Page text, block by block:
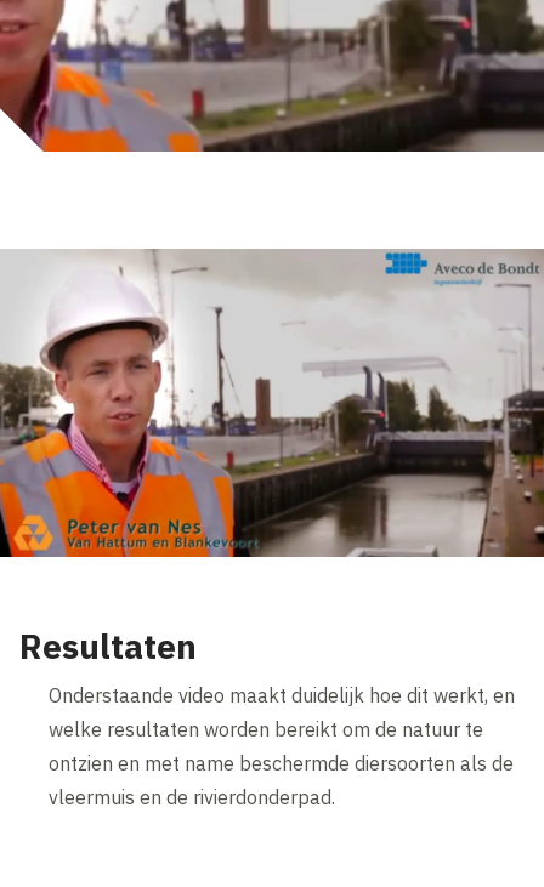
Resultaten
Onderstaande video maakt duidelijk hoe dit werkt, en
welke resultaten worden bereikt om de natuur te
ontzien en met name beschermde diersoorten als de
vleermuis en de rivierdonderpad.